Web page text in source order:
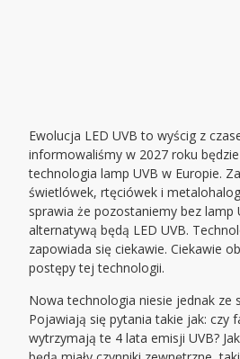
Ewolucja LED UVB to wyścig z
informowaliśmy w 2027 roku
technologia lamp UVB w Europie.
świetlówek, rtęciówek i
sprawia że pozostaniemy bez lamp
alternatywą będą LED UVB.
zapowiada się ciekawie. Ciekawie
postępy tej technologii.
Nowa technologia niesie jednak ze
Pojawiają się pytania takie jak: czy
wytrzymają te 4 lata emisji UVB?